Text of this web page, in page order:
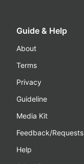
Guide & Help
About
Terms
Privacy
Guideline
Media Kit
Feedback/Requests
Help